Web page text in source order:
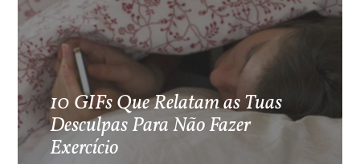
10 GIFs Que Relatam as Tuas
Desculpas Para Não Fazer
Exercício